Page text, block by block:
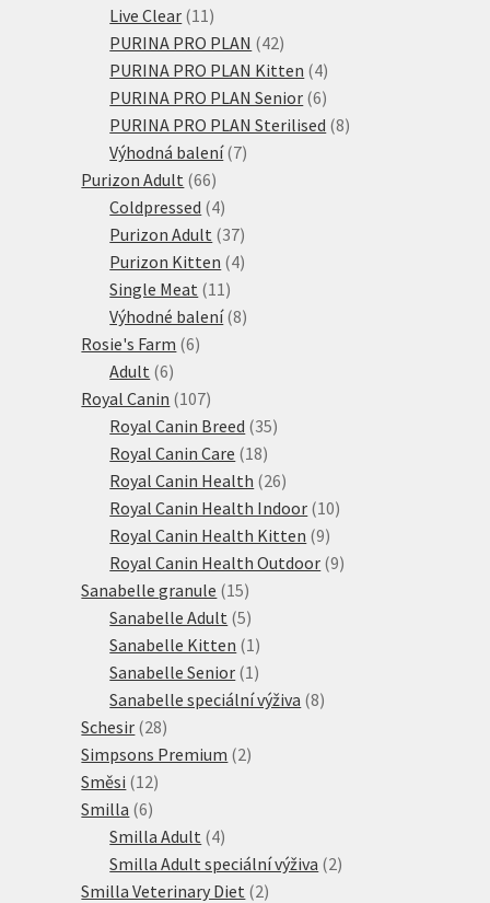
Live Clear 11 11
produktů
PURINA PRO PLAN 4242
produktů
PURINA PRO PLAN Kitten 44
produkty
PURINA PRO PLAN Senior 66
produktů
PURINA PRO PLAN Sterilised 88
Výhodná balení 77
Purizon Adult 6666
produktů
Coldpressed 44
produkty
Purizon Adult 3737
produktů
Purizon Kitten 44
Single Meat 11 11
produktů
Výhodné balení 88
Rosie's Farm 66
Adult 66
produktů
Royal Canin 107107
produktů
Royal Canin Breed 3535
Royal Canin Care 1818
produktů
Royal Canin Health 2626
produktů
Royal Canin Health Indoor 1010
Royal Canin Health Kitten 99
produktů
Royal Canin Health Outdoor 99
Sanabelle granule 1515
produktů
Sanabelle Adult 55
produktů
Sanabelle Kitten 1 1
produkt
Sanabelle Senior 1 1
produkt
Sanabelle speciální výživa 88
Schesir 2828
produktů
Simpsons Premium 22
Směsi 1212
Smilla 66
produktů
Smilla Adult 44
produkty
Smilla Adult speciální výživa 22
Smilla Veterinary Diet 22